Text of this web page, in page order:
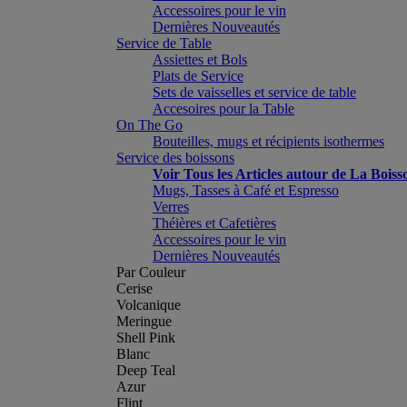
Accessoires pour le vin
Dernières Nouveautés
Service de Table
Assiettes et Bols
Plats de Service
Sets de vaisselles et service de table
Accesoires pour la Table
On The Go
Bouteilles, mugs et récipients isothermes
Service des boissons
Voir Tous les Articles autour de La
Mugs, Tasses à Café et Espresso
Verres
Théières et Cafetières
Accessoires pour le vin
Dernières Nouveautés
Par Couleur
Cerise
Volcanique
Meringue
Shell Pink
Blanc
Deep Teal
Azur
Flint